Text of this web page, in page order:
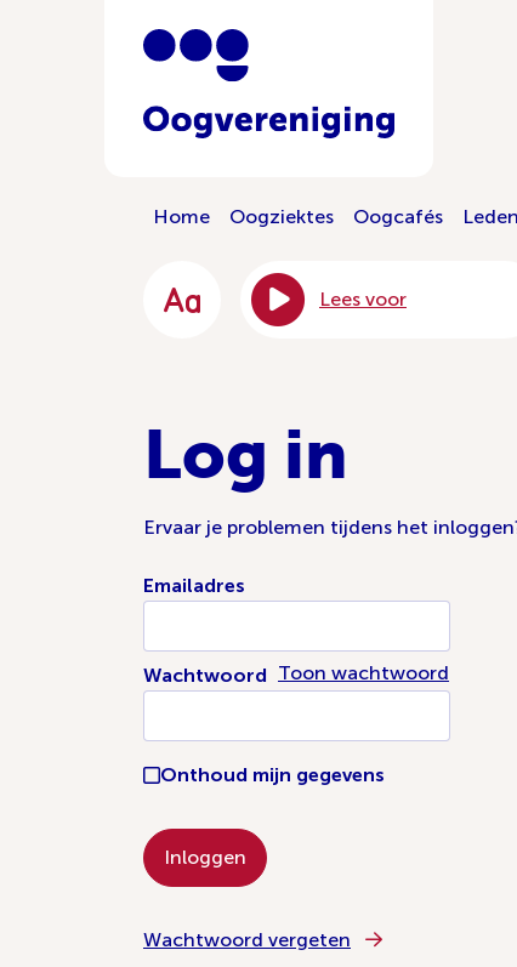
Home Oogziektes Oogcafés
Lees voor
Log in
Ervaar je problemen tijdens het
Emailadres
Wachtwoord Toon wachtwoord
Onthoud mijn gegevens
Wachtwoord vergeten